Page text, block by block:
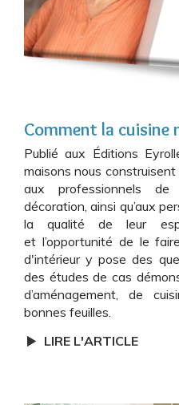
Comment la
Publié aux Éditions
maisons nous
aux professionnels
décoration, ainsi qu’aux
la qualité de leur
et l’opportunité de le
d'intérieur y pose des
des études de cas
d’aménagement, de
bonnes feuilles.
LIRE L'ARTICLE